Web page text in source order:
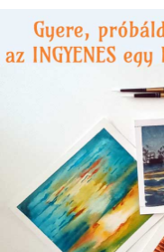
alkony
egy ősz
közepén